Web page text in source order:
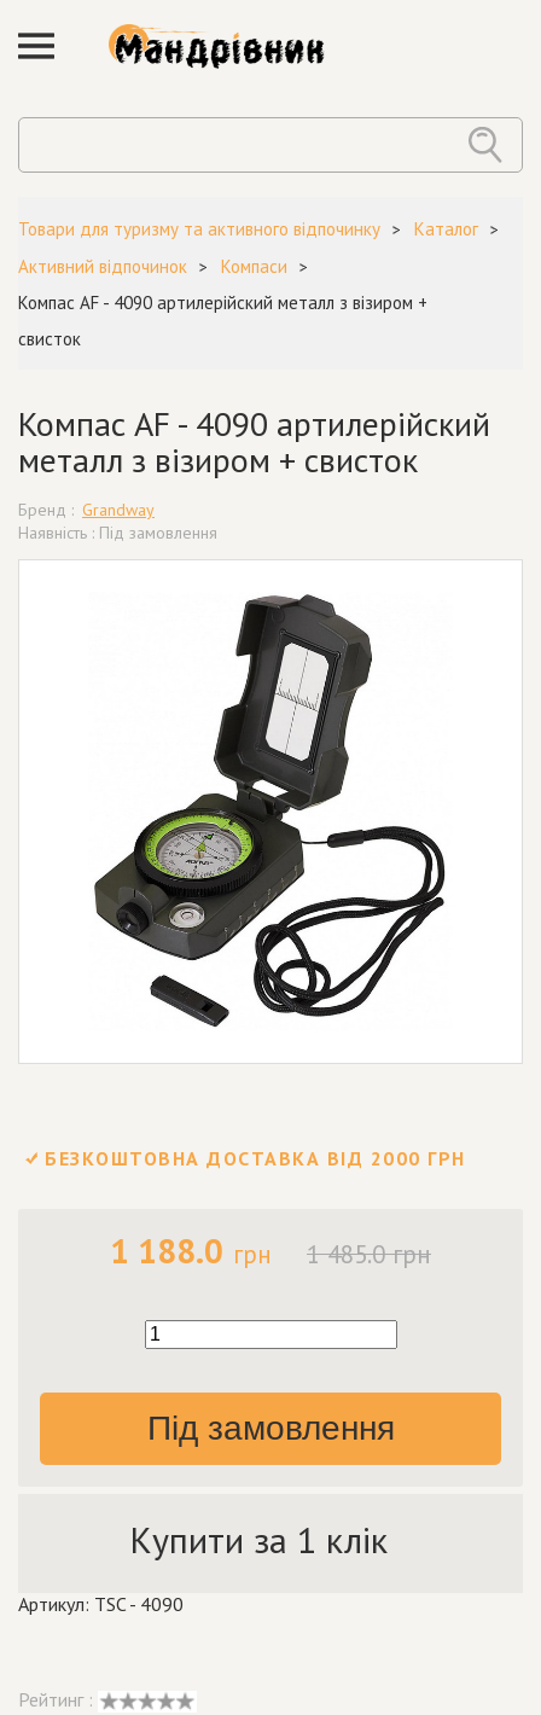
Товари для туризму та активного відпочинку
Каталог
Активний відпочинок
Компаси
Компас AF - 4090 артилерійский металл з візиром +
свисток
Компас AF - 4090 артилерійский
металл з візиром + свисток
Бренд : Grandway
Наявність : Під замовлення
БЕЗКОШТОВНА ДОСТАВКА ВІД 2000 ГРН
1 188.0 грн 1 485.0 грн
Під замовлення
Купити за 1 клік
Артикул: TSC - 4090
Рейтинг :